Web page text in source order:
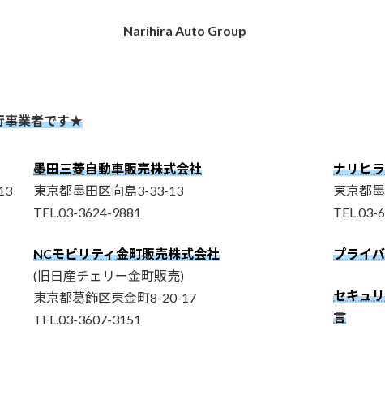
Narihira Auto Group
事業者です★
墨田三菱自動車販売株式会社
東京都墨田区向島3-33-13
TEL.03-3624-9881
NCモビリティ金町販売株式会社
(旧日産チェリー金町販売)
東京都葛飾区東金町8-20-17
TEL.03-3607-3151
ナリヒ
東京都
TEL.03-
プライ
セキュ
言